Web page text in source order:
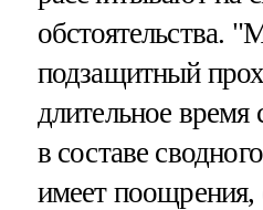
обстоятельства.
подзащитный
длительное
в составе
имеет поощрения,